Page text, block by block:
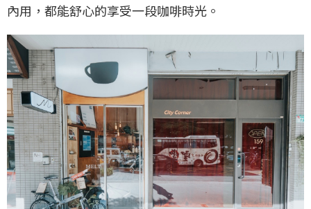
內用，都能舒心的享受一段咖啡時光。